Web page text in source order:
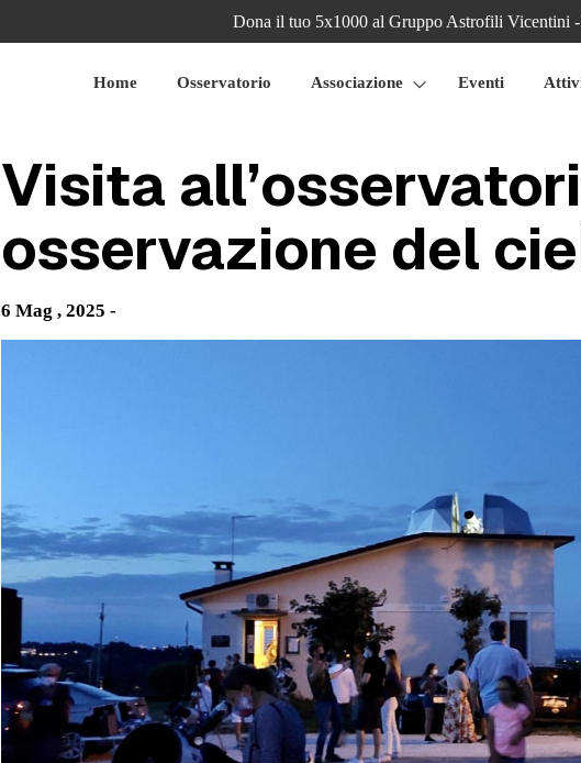
Dona il tuo 5x1000 al Gruppo Astrofili Vicentini
Home Osservatorio Associazione Eventi
Visita
osservazione del
6 Mag , 2025 -